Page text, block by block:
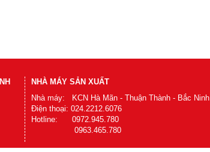
NHÀ MÁY SẢN XUẤT
Nhà máy: KCN Hà Mãn - Thuận Thành - Bắc Ninh
Điện thoại: 024.2212.6076
Hotline: 0972.945.780
0963.465.780